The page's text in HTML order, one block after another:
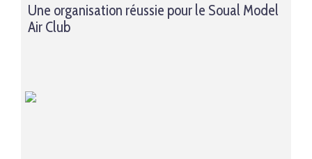
Une organisation réussie pour le Soual Model
Air Club